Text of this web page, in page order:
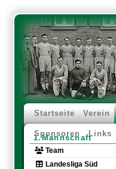
Startseite Verein
Sponsoren Links
1.Mannschaft
Team
Landesliga Süd